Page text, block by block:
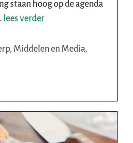
staan hoog op de agenda
lees verder
, Middelen en Media,